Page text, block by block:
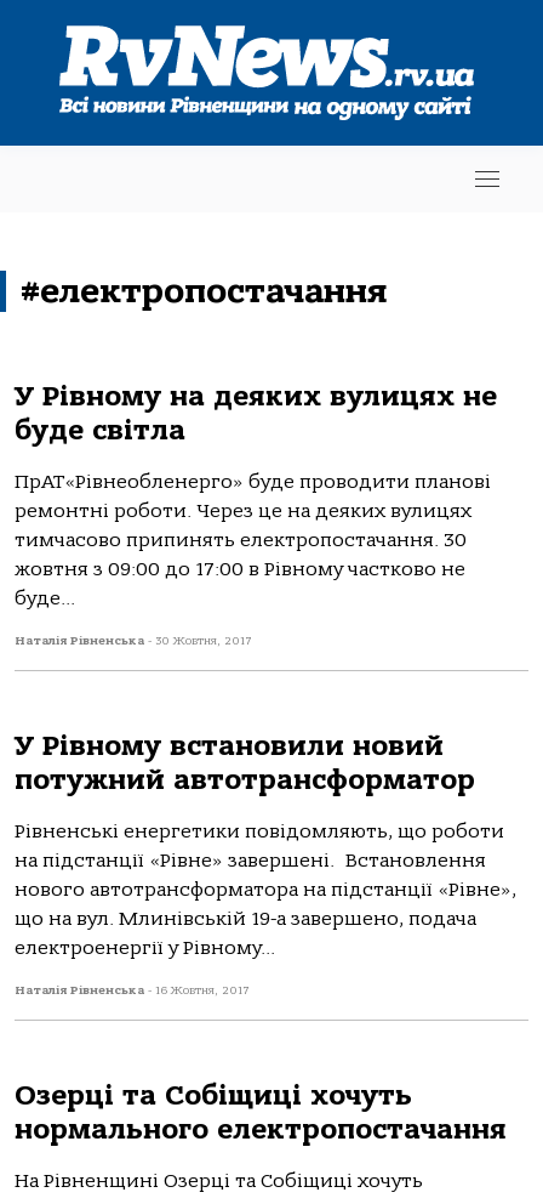
#електропостачання
У Рівному на деяких вулицях не
буде світла
ПрАТ«Рівнеобленерго» буде проводити планові
ремонтні роботи. Через це на деяких вулицях
тимчасово припинять електропостачання. 30
жовтня з 09:00 до 17:00 в Рівному частково не
буде...
Наталія Рівненська - 30 Жовтня, 2017
У Рівному встановили новий
потужний автотрансформатор
Рівненські енергетики повідомляють, що роботи
на підстанції «Рівне» завершені. Встановлення
нового автотрансформатора на підстанції «Рівне»,
що на вул. Млинівській 19-а завершено, подача
електроенергії у Рівному...
Наталія Рівненська - 16 Жовтня, 2017
Озерці та Собіщиці хочуть
нормального електропостачання
На Рівненщині Озерці та Собіщиці хочуть